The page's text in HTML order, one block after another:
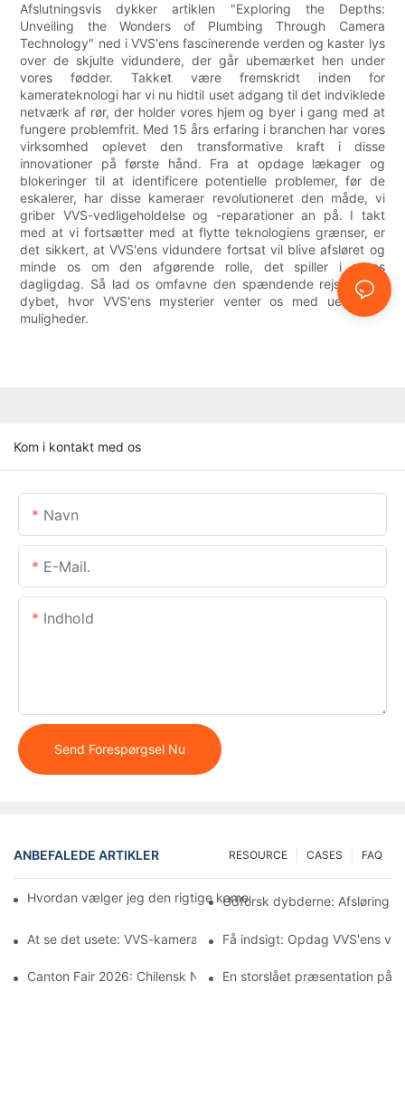
Afslutningsvis dykker artiklen "Exploring the Depths:
Unveiling the Wonders of Plumbing Through Camera
Technology" ned i VVS'ens fascinerende verden og kaster lys
over de skjulte vidundere, der går ubemærket hen under
vores fødder. Takket være fremskridt inden for
kamerateknologi har vi nu hidtil uset adgang til det indviklede
netværk af rør, der holder vores hjem og byer i gang med at
fungere problemfrit. Med 15 års erfaring i branchen har vores
virksomhed oplevet den transformative kraft i disse
innovationer på første hånd. Fra at opdage lækager og
blokeringer til at identificere potentielle problemer, før de
eskalerer, har disse kameraer revolutioneret den måde, vi
griber VVS-vedligeholdelse og -reparationer an på. I takt
med at vi fortsætter med at flytte teknologiens grænser, er
det sikkert, at VVS'ens vidundere fortsat vil blive afsløret og
minde os om den afgørende rolle, det spiller i vores
dagligdag. Så lad os omfavne den spændende rejse ned i
dybet, hvor VVS'ens mysterier venter os med uendelige
muligheder.
Kom i kontakt med os
Navn
E-Mail.
Indhold
Send Forespørgsel Nu
ANBEFALEDE ARTIKLER FAQ
CASES
RESOURCE
Hvordan vælger jeg den rigtige kamerastørrelse til mine
Udforsk dybderne: Afsløring
At se det usete: VVS-kameraers rolle i forbedret
Få indsigt: Opdag VVS'ens
Canton Fair 2026: Chilensk NASSCO-certificeret leder inden
En storslået præsentation på